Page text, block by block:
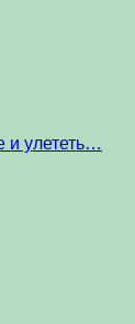
и улететь…